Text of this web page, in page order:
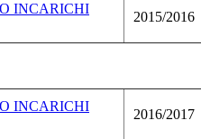
INCARICHI
2015/2016
INCARICHI
2016/2017